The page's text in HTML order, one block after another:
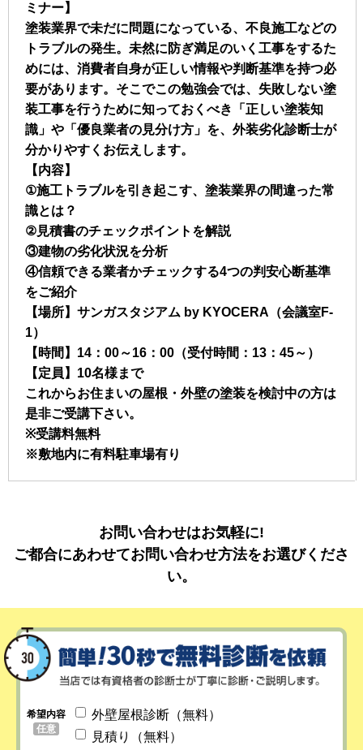
ミナー】
塗装業界で未だに問題になっている、不良施工などの
トラブルの発生。未然に防ぎ満足のいく工事をするた
めには、消費者自身が正しい情報や判断基準を持つ必
要があります。そこでこの勉強会では、失敗しない塗
装工事を行うために知っておくべき「正しい塗装知
識」や「優良業者の見分け方」を、外装劣化診断士が
分かりやすくお伝えします。
【内容】
①施工トラブルを引き起こす、塗装業界の間違った常
識とは？
②見積書のチェックポイントを解説
③建物の劣化状況を分析
④信頼できる業者かチェックする4つの判安心断基準
をご紹介
【場所】サンガスタジアム by KYOCERA（会議室F-
1）
【時間】14：00～16：00（受付時間：13：45～）
【定員】10名様まで
これからお住まいの屋根・外壁の塗装を検討中の方は
是非ご受講下さい。
※受講料無料
※敷地内に有料駐車場有り
お問い合わせはお気軽に!
ご都合にあわせてお問い合わせ方法をお選びくださ
い。
希望内容
任意
外壁屋根診断（無料）
見積り（無料）